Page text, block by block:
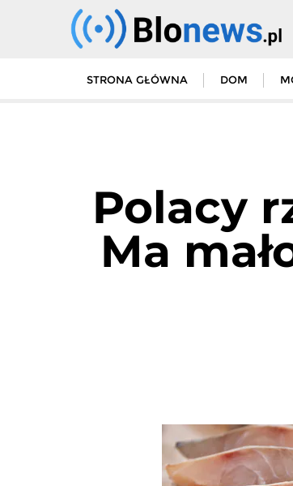
STRONA GŁÓWNA DOM
Polacy
Ma